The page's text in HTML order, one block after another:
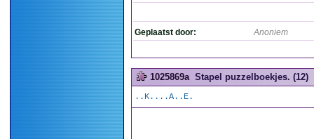
Geplaatst door: Anoniem
1025869a Stapel puzzelboekjes. (12)
..K....A..E.